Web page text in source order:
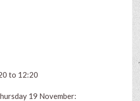
to 12:20
19 November: